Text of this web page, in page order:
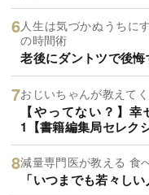
人生は気づかぬうちに
の時間術
老後にダントツで後
おじいちゃんが教えて
【やってない？】
1【書籍編集局セレク
減量専門医が教える 食
「いつまでも若々し